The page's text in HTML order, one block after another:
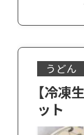
うどん
【冷凍
ット